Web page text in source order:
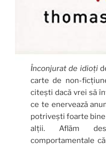
Înconjurat de idioți
carte de non-
citești dacă vrei să
ce te enervează
potrivești foarte
alții. Aflăm
comportamentale